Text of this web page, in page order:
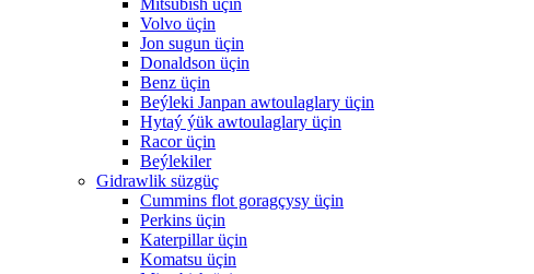
Mitsubish üçin
Volvo üçin
Jon sugun üçin
Donaldson üçin
Benz üçin
Beýleki Janpan awtoulaglary üçin
Hytaý ýük awtoulaglary üçin
Racor üçin
Beýlekiler
Gidrawlik süzgüç
Cummins flot goragçysy üçin
Perkins üçin
Katerpillar üçin
Komatsu üçin